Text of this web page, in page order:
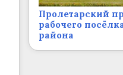
Пролетарский
рабочего
района